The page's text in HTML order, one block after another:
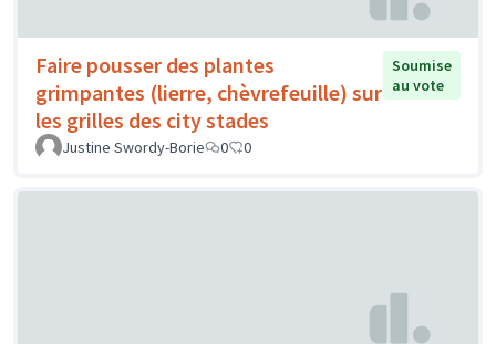
Faire pousser des plantes
grimpantes (lierre, chèvrefeuille) sur
les grilles des city stades
Soumise
au vote
Justine Swordy-Borie 0 0